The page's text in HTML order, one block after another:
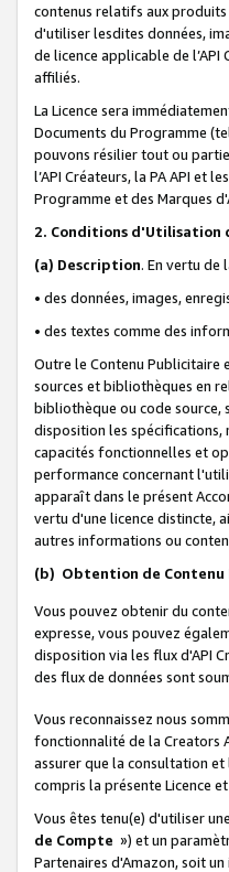
contenus relatifs aux produits
d'utiliser lesdites données,
de licence applicable de
affiliés.
La Licence sera
Documents du Programme
pouvons résilier tout ou
l’API Créateurs, la PA API et
Programme et des Marques
2. Conditions d'Utilisation
(a) Description. En vertu de
• des données, images,
• des textes comme des
Outre le Contenu Publicitaire
sources et bibliothèques en
bibliothèque ou code source,
disposition les spécifications,
capacités fonctionnelles et
performance concernant
apparaît dans le présent
vertu d'une licence distincte,
autres informations ou
(b) Obtention de
Vous pouvez obtenir du
expresse, vous pouvez
disposition via les flux d'API
des flux de données sont
Vous reconnaissez nous
fonctionnalité de la Creators
assurer que la consultation et
compris la présente Licence
Vous êtes tenu(e) d'utiliser
de Compte ») et un
Partenaires d'Amazon, soit